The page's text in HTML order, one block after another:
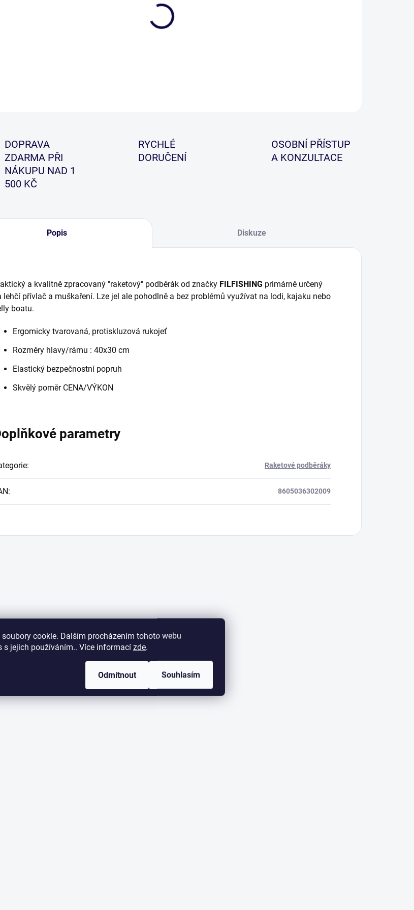
cookie. Dalším procházením tohoto webu
s jejich používáním.. Více informací zde.
Odmítnout Souhlasím
DOPRAVA
ZDARMA PŘI
NÁKUPU NAD 1
500 KČ
RYCHLÉ
DORUČENÍ
OSOBNÍ PŘÍSTUP
A KONZULTACE
Popis Diskuze
a kvalitně zpracovaný "raketový" podběrák od značky FILFISHING primárně určený
lehčí přívlač a muškaření. Lze jel ale pohodlně a bez problémů využívat na lodi, kajaku nebo
boatu.
Ergomicky tvarovaná, protiskluzová rukojeť
Rozměry hlavy/rámu : 40x30 cm
Elastický bezpečnostní popruh
Skvělý poměr CENA/VÝKON
parametry
: Raketové podběráky
: 8605036302009